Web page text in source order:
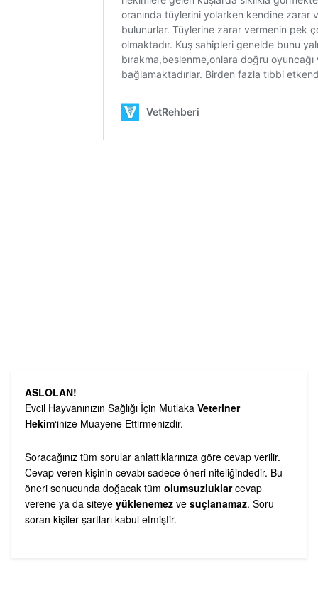
ASLOLAN!
Evcil Hayvanınızın Sağlığı İçin Mutlaka Veteriner
Hekim‘inize Muayene Ettirmenizdir.
Soracağınız tüm sorular anlattıklarınıza göre cevap verilir.
Cevap veren kişinin cevabı sadece öneri niteliğindedir. Bu
öneri sonucunda doğacak tüm olumsuzluklarcevap
verene ya da siteye yüklenemez ve suçlanamaz. Soru
soran kişiler şartları kabul etmiştir.